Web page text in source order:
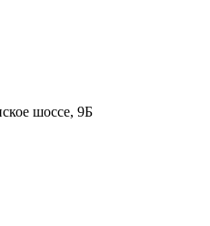
шоссе, 9Б